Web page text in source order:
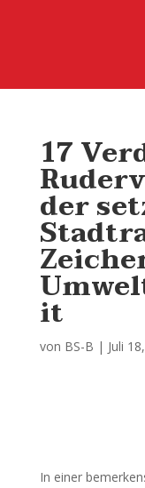
17
der
it
von BS-B | Juli
In einer